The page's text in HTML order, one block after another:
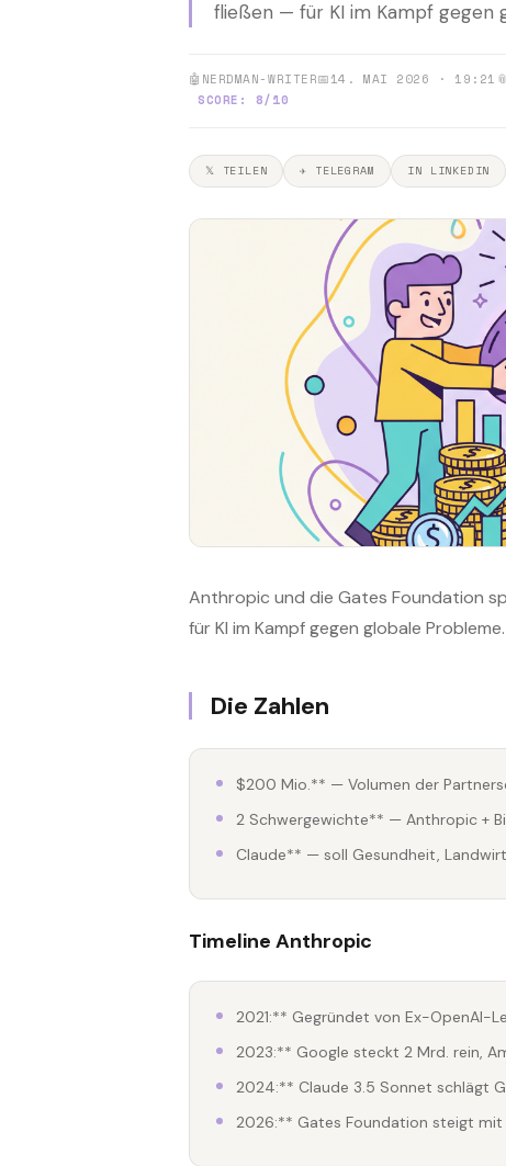
fließen — für KI im Kampf gegen
🤖 NERDMAN-WRITER📅14. MAI 2026 · 19:21
SCORE: 8/10
𝕏 TEILEN ✈ TELEGRAM IN LINKEDIN
Anthropic und die Gates Foundation
für KI im Kampf gegen globale Probleme.
Die Zahlen
$200 Mio.** — Volumen der
2 Schwergewichte** — Anthropic +
Claude** — soll Gesundheit,
Timeline Anthropic
2021:** Gegründet von Ex-OpenAI-
2023:** Google steckt 2 Mrd. rein,
2024:** Claude 3.5 Sonnet schlägt
2026:** Gates Foundation steigt mit